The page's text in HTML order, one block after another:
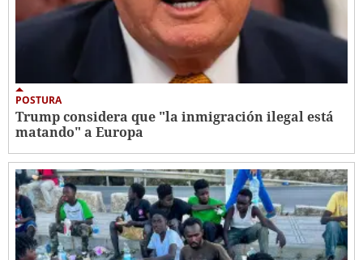
POSTURA
Trump considera que "la inmigración ilegal está
matando" a Europa